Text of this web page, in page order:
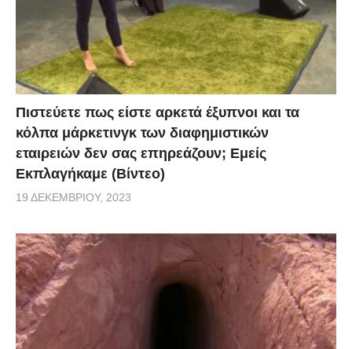
Πιστεύετε πως είστε αρκετά έξυπνοι και τα
κόλπα μάρκετινγκ των διαφημιστικών
εταιρειών δεν σας επηρεάζουν; Εμείς
Εκπλαγήκαμε (Βίντεο)
19 ΔΕΚΕΜΒΡΊΟΥ, 2023